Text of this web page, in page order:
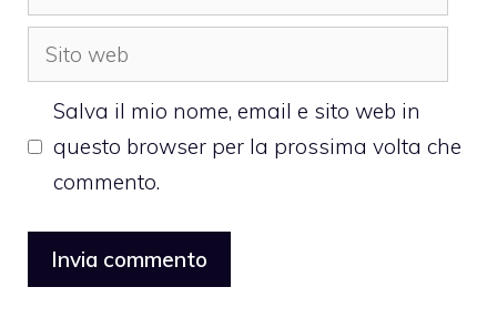
Sito
web
Salva il mio nome, email e sito web in
questo browser per la prossima volta che
commento.